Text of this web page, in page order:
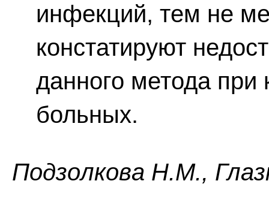
инфекций, тем не
констатируют
данного метода при
больных.
Пoдзoлкoвa H.M.,